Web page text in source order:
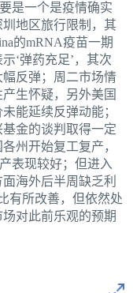
是一个是疫情确实
地区旅行限制，其
的mRNA疫苗一期
‘弹药充足’，其次
反弹；周二市场情
生怀疑，另外美国
能延续反弹动能；
金的谈判取得一定
州开始复工复产，
表现较好；但进入
海外后半周缺乏利
有所改善，但依然处
对此前乐观的预期